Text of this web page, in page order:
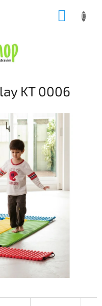
KT 0006